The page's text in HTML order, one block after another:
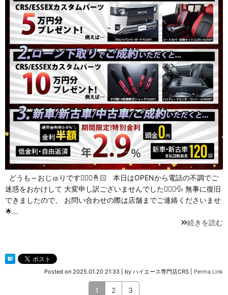
どうも～おじゅりです🙋🏻‍♀️🤞🏻 本日はOPENから電話の不調でご
迷惑をおかけして 大変申し訳ございませんでした🙇🏻‍♀️💦 無事に復旧
できましたので、 お問い合わせの際は店舗までご連絡くださいませ
🌟…
続きを読む
Posted on 2025.01.20 21:33 by ハイエース専門店CRS Perma Link
1 2 3